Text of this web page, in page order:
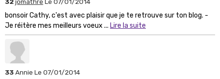
32jomathre Le 07/01/2014
bonsoir Cathy, c'est avec plaisir que je te retrouve sur ton blog. -
Je réitère mes meilleurs voeux ... Lire la suite
33Annie Le 07/01/2014